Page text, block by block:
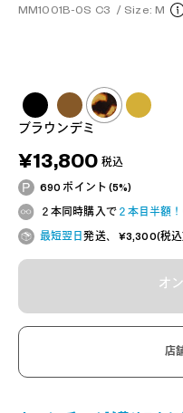
MM1001B-0S C3 / Size: M
ブラウンデミ
¥13,800 税込
690 ポイント (5%)
２本同時購入で２本目半額！
最短翌日発送、 ¥3,300(税込
オ
店